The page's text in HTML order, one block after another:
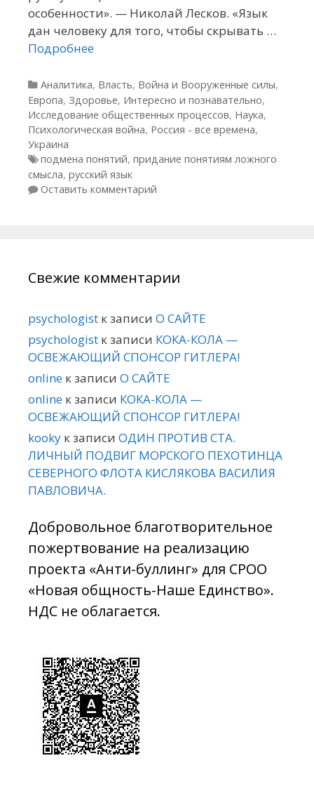
особенности». — Николай Лесков. «Язык
дан человеку для того, чтобы скрывать …
Подробнее
Рубрики
Аналитика, Власть, Война и Вооруженные силы,
Европа, Здоровье, Интересно и познавательно,
Исследование общественных процессов, Наука,
Психологическая война, Россия - все времена,
Украина
Метки
подмена понятий, придание понятиям ложного
смысла, русский язык
Оставить комментарий
Свежие комментарии
psychologist к записи О САЙТЕ
psychologist к записи КОКА-КОЛА —
ОСВЕЖАЮЩИЙ СПОНСОР ГИТЛЕРА!
online к записи О САЙТЕ
online к записи КОКА-КОЛА —
ОСВЕЖАЮЩИЙ СПОНСОР ГИТЛЕРА!
kooky к записи ОДИН ПРОТИВ СТА.
ЛИЧНЫЙ ПОДВИГ МОРСКОГО ПЕХОТИНЦА
СЕВЕРНОГО ФЛОТА КИСЛЯКОВА ВАСИЛИЯ
ПАВЛОВИЧА.
Добровольное благотворительное
пожертвование на реализацию
проекта «Анти-буллинг» для СРОО
«Новая общность-Наше Единство».
НДС не облагается.